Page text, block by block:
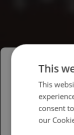
Please
British
USA
This
This
consent
our